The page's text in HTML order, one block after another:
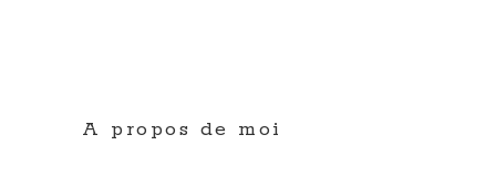
A propos de moi